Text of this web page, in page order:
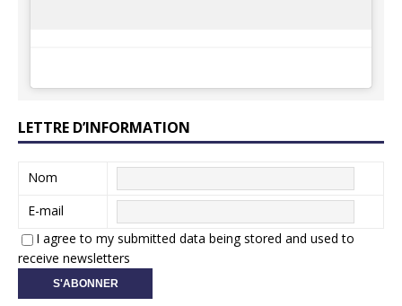
LETTRE D’INFORMATION
Nom
E-mail
I agree to my submitted data being stored and used to
receive newsletters